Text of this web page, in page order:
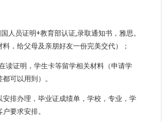
人员证明+教育部认证,录取通知书，雅思。
料，给父母及亲朋好友一份完美交代）；
读证明，学生卡等留学相关材料（申请学
可以用到）。
排办理，毕业证成绩单，学校，专业，学
要求安排。